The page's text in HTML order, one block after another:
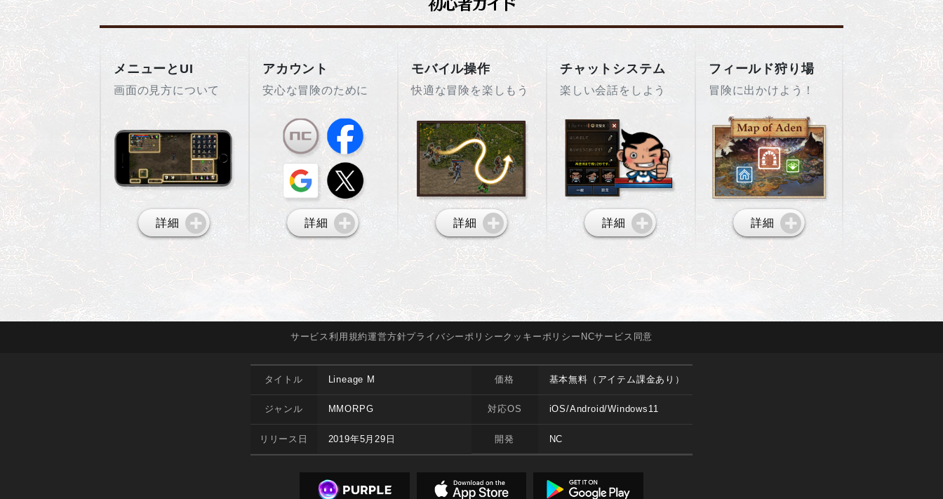
メニューとUI
画面の見方について
詳細
アカウント
安心な冒険のために
詳細
モバイル操作
快適な冒険を楽しもう
詳細
チャットシステム
楽しい会話をしよう
詳細
フィールド狩り場
冒険に出かけよう！
詳細
サービス利用規約運営方針プライバシーポリシークッキーポリシー NCサービス 同意
タイトル Lineage M
ジャンル MMORPG
リリース日 2019年5月29日
価格 基本無料（アイテム課金あり）
対応OS iOS/Android/Windows11
開発 NC